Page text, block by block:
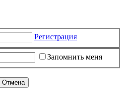
Регистрация
Запомнить меня
Отмена